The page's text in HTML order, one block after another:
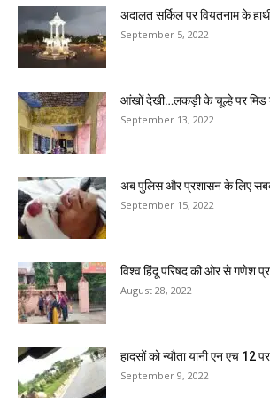
अदालत सर्किल पर वियतनाम के
September 5, 2022
आंखों देखी…लकड़ी के चूल्हे पर
September 13, 2022
अब पुलिस और प्रशासन के लिए
September 15, 2022
विश्व हिंदू परिषद की ओर से गणेश
August 28, 2022
हादसों को न्यौता यानी एन एच 12
September 9, 2022